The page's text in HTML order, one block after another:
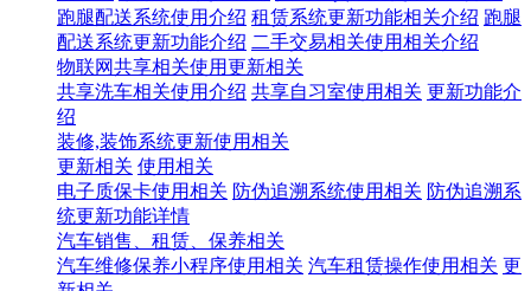
跑腿配送系统使用介绍 租赁系统更新功能相关介绍 跑腿
配送系统更新功能介绍 二手交易相关使用相关介绍
物联网共享相关使用更新相关
共享洗车相关使用介绍 共享自习室使用相关 更新功能介
绍
装修,装饰系统更新使用相关
更新相关 使用相关
电子质保卡使用相关 防伪追溯系统使用相关 防伪追溯系
统更新功能详情
汽车销售、租赁、保养相关
汽车维修保养小程序使用相关 汽车租赁操作使用相关 更